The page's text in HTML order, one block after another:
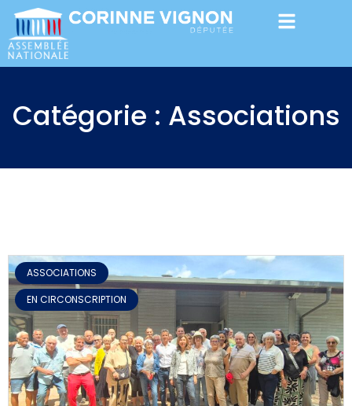
Catégorie : Associations
ASSOCIATIONS
,
EN CIRCONSCRIPTION